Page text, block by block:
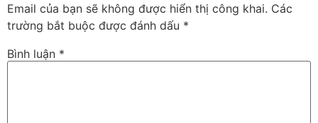
Email của bạn sẽ không được hiển thị công khai. Các
trường bắt buộc được đánh dấu *
Bình luận *